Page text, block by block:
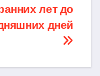
лет до
дней